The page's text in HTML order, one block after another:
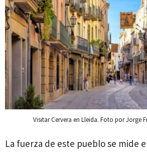
Visitar Cervera en Lleida. Foto por Jorge
La fuerza de este pueblo se mide